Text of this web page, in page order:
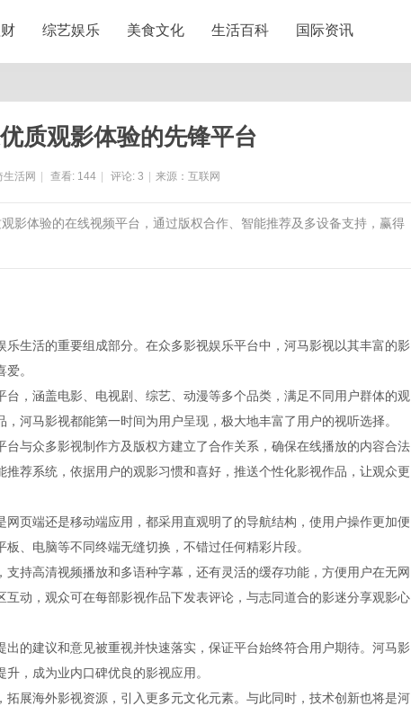
综艺娱乐 美食文化 生活百科 国际资讯
质观影体验的先锋平台
生活网 查看: 144 评论: 3 来源：互联网
影体验的在线视频平台，通过版权合作、智能推荐及多设备支持，赢得
生活的重要组成部分。在众多影视娱乐平台中，河马影视以其丰富的影
。
，涵盖电影、电视剧、综艺、动漫等多个品类，满足不同用户群体的观
河马影视都能第一时间为用户呈现，极大地丰富了用户的视听选择。
与众多影视制作方及版权方建立了合作关系，确保在线播放的内容合法
荐系统，依据用户的观影习惯和喜好，推送个性化影视作品，让观众更
页端还是移动端应用，都采用直观明了的导航结构，使用户操作更加便
、电脑等不同终端无缝切换，不错过任何精彩片段。
持高清视频播放和多语种字幕，还有灵活的缓存功能，方便用户在无网
动，观众可在每部影视作品下发表评论，与志同道合的影迷分享观影心
的建议和意见被重视并快速落实，保证平台始终符合用户期待。河马影
，成为业内口碑优良的影视应用。
展海外影视资源，引入更多元文化元素。与此同时，技术创新也将是河